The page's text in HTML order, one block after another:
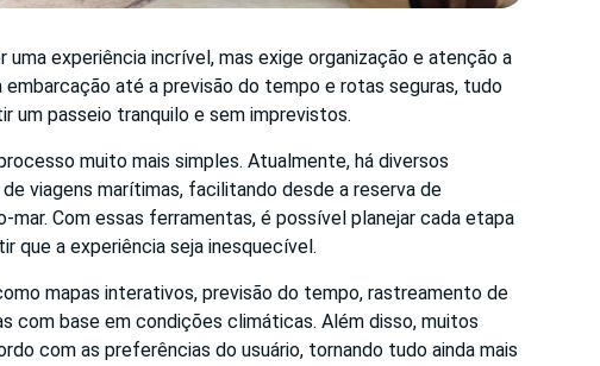
uma experiência incrível, mas exige organização e atenção a
até a previsão do tempo e rotas seguras, tudo
um passeio tranquilo e sem imprevistos.
muito mais simples. Atualmente, há diversos
viagens marítimas, facilitando desde a reserva de
Com essas ferramentas, é possível planejar cada etapa
que a experiência seja inesquecível.
mapas interativos, previsão do tempo, rastreamento de
com base em condições climáticas. Além disso, muitos
com as preferências do usuário, tornando tudo ainda mais